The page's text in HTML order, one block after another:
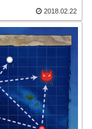
2018.02.22